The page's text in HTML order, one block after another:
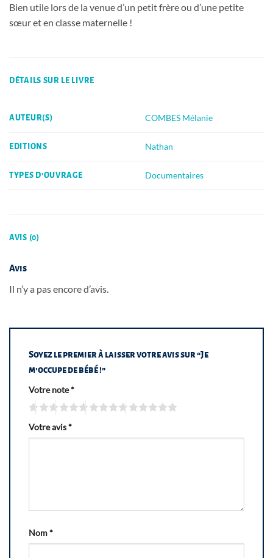
Bien utile lors de la venue d’un petit frère ou d’une petite
sœur et en classe maternelle !
DÉTAILS SUR LE LIVRE
AUTEUR(S) COMBES Mélanie
EDITIONS Nathan
TYPES D'OUVRAGE Documentaires
AVIS (0)
Avis
Il n’y a pas encore d’avis.
Soyez le premier à laisser votre avis sur “Je
m’occupe de bébé !”
Votre note*
Votre avis*
Nom*